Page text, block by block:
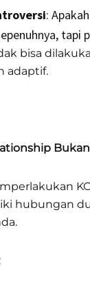
:
tapi
bisa
adaptif.
hubungan